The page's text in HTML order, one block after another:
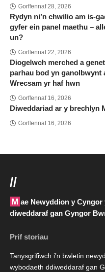
Gorffennaf 28, 2026
Rydyn ni’n chwilio am is-
gyfer ein panel maethu –
un?
Gorffennaf 22, 2026
Diogelwch merched a
parhau bod yn ganolbwynt
Wrecsam yr haf hwn
Gorffennaf 16, 2026
Diweddariad ar y brechlyn
Gorffennaf 16, 2026
//
Mae Newyddion y Cyngor yn darparu’r holl newyddion
diweddaraf gan Gyngor
Prif storiau
Tanysgrifiwch i’n bwletin
wybodaeth ddiweddaraf gan